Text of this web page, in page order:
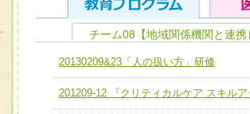
ユニット１ 医療人としての基礎能力
全人的医療を実践する医療人とし
ける
チーム01【病院内横断的問題解決
チーム02【地域医療連携推進によ
チーム08【地域関係機関と連
20130209&23「人の扱い方」研修
201209-12 『クリティカルケア スキルア